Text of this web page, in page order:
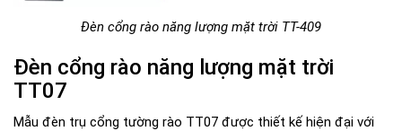
Đèn cổng rào năng lượng mặt trời TT-409
Đèn cổng rào năng lượng mặt trời
TT07
Mẫu đèn trụ cổng tường rào TT07 được thiết kế hiện đại với